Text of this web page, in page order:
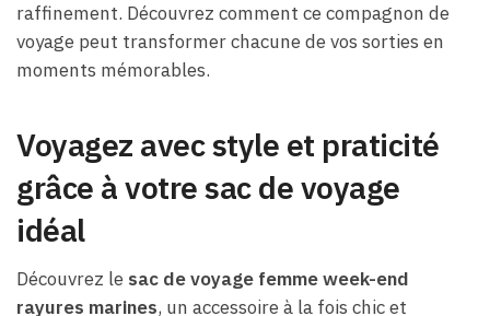
raffinement. Découvrez comment ce compagnon de
voyage peut transformer chacune de vos sorties en
moments mémorables.
Voyagez avec style et praticité
grâce à votre sac de voyage
idéal
Découvrez le sac de voyage femme week-end
rayures marines, un accessoire à la fois chic et